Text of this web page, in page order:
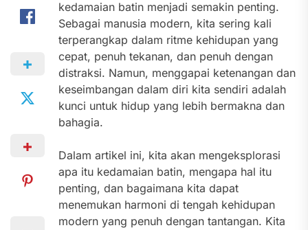
kedamaian batin menjadi semakin penting.
Sebagai manusia modern, kita sering kali
terperangkap dalam ritme kehidupan yang
cepat, penuh tekanan, dan penuh dengan
distraksi. Namun, menggapai ketenangan dan
keseimbangan dalam diri kita sendiri adalah
kunci untuk hidup yang lebih bermakna dan
bahagia.
Dalam artikel ini, kita akan mengeksplorasi
apa itu kedamaian batin, mengapa hal itu
penting, dan bagaimana kita dapat
menemukan harmoni di tengah kehidupan
modern yang penuh dengan tantangan. Kita